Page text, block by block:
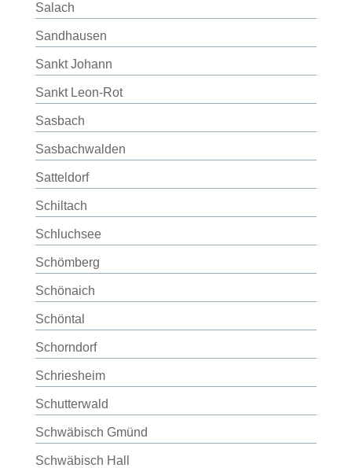
Salach
Sandhausen
Sankt Johann
Sankt Leon-Rot
Sasbach
Sasbachwalden
Satteldorf
Schiltach
Schluchsee
Schömberg
Schönaich
Schöntal
Schorndorf
Schriesheim
Schutterwald
Schwäbisch Gmünd
Schwäbisch Hall